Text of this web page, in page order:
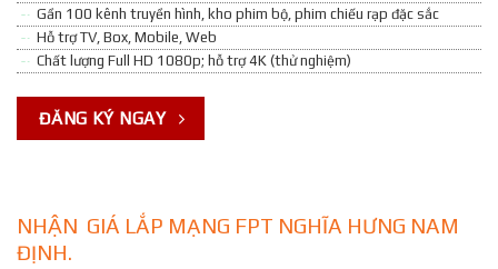
Gần 100 kênh truyền hình, kho phim bộ, phim chiếu rạp đặc sắc
Hỗ trợ TV, Box, Mobile, Web
Chất lượng Full HD 1080p; hỗ trợ 4K (thử nghiệm)
ĐĂNG KÝ NGAY
NHẬN GIÁ LẮP MẠNG FPT NGHĨA HƯNG NAM
ĐỊNH.